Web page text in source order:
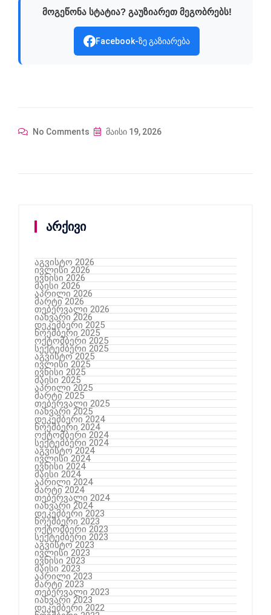
მოგეწონა სტატია? გაუზიარეთ მეგობრებს!
Facebook-ზე გაზიარება
No Comments მაისი 19, 2026
არქივი
აგვისტო 2026
ივლისი 2026
ივნისი 2026
მაისი 2026
აპრილი 2026
მარტი 2026
თებერვალი 2026
იანვარი 2026
დეკემბერი 2025
ნოემბერი 2025
ოქტომბერი 2025
სექტემბერი 2025
აგვისტო 2025
ივლისი 2025
ივნისი 2025
მაისი 2025
აპრილი 2025
მარტი 2025
თებერვალი 2025
იანვარი 2025
დეკემბერი 2024
ნოემბერი 2024
ოქტომბერი 2024
სექტემბერი 2024
აგვისტო 2024
ივლისი 2024
ივნისი 2024
მაისი 2024
აპრილი 2024
მარტი 2024
თებერვალი 2024
იანვარი 2024
დეკემბერი 2023
ნოემბერი 2023
ოქტომბერი 2023
სექტემბერი 2023
აგვისტო 2023
ივლისი 2023
ივნისი 2023
მაისი 2023
აპრილი 2023
მარტი 2023
თებერვალი 2023
იანვარი 2023
დეკემბერი 2022